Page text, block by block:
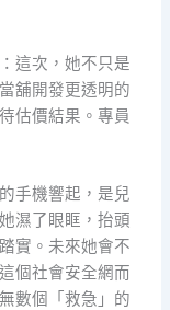
這次，她不只是
舖開發更透明的
估價結果。專員
手機響起，是兒
濕了眼眶，抬頭
實。未來她會不
個社會安全網而
數個「救急」的